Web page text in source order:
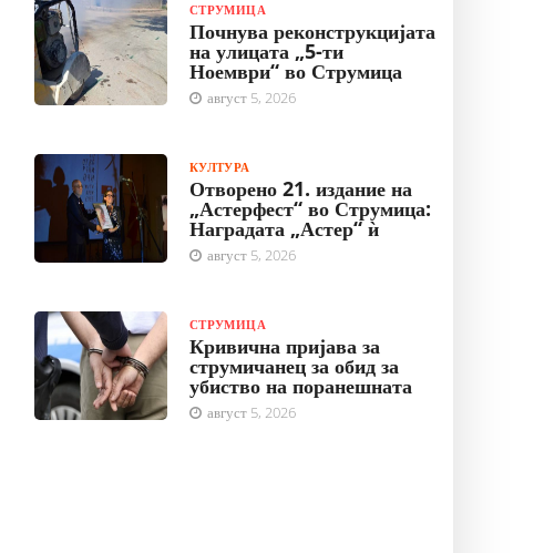
СТРУМИЦА
Почнува реконструкцијата
на улицата „5-ти
Ноември“ во Струмица
август 5, 2026
КУЛТУРА
Отворено 21. издание на
„Астерфест“ во Струмица:
Наградата „Астер“ ѝ
август 5, 2026
СТРУМИЦА
Кривична пријава за
струмичанец за обид за
убиство на поранешната
август 5, 2026